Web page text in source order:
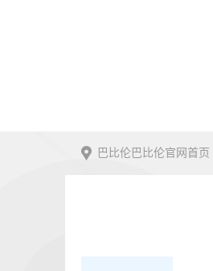
巴比伦巴比伦官网首页